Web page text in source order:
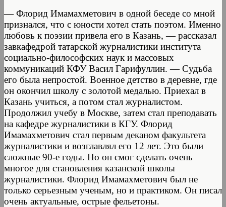
— Флорид Имамахметович в одной беседе со мной
признался, что с юности хотел стать поэтом. Именно
любовь к поэзии привела его в Казань, — рассказал
завкафедрой татарской журналистики института
социально-философских наук и массовых
коммуникаций КФУ Васил Гарифуллин. — Судьба
его была непростой. Военное детство в деревне, где
он окончил школу с золотой медалью. Приехал в
Казань учиться, а потом стал журналистом.
Продолжил учебу в Москве, затем стал преподавать
на кафедре журналистики в КГУ. Флорид
Имамахметович стал первым деканом факультета
журналистики и возглавлял его 12 лет. Это были
сложные 90-е годы. Но он смог сделать очень
многое для становления казанской школы
журналистики. Флорид Имамахметович был не
только серьезным ученым, но и практиком. Он писал
очень актуальные, острые фельетоны.